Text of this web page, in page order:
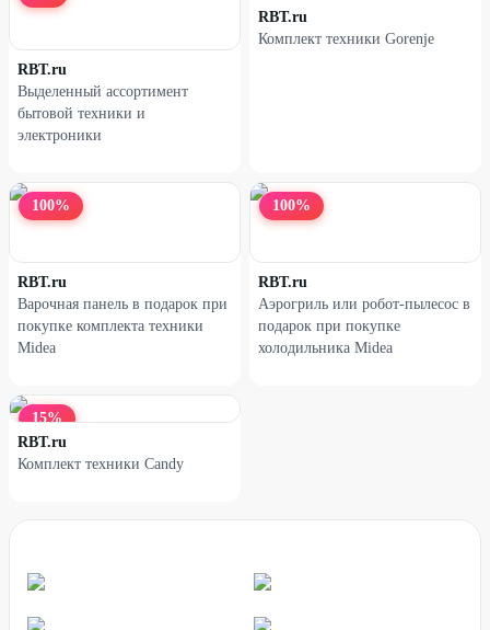
Наушники XIAOMI Redmi
Buds 5 голубые
38% 25%
RBT.ru
Выделенный ассортимент
бытовой техники и
электроники
RBT.ru
Комплект техники Gorenje
100%
RBT.ru
Варочная панель в подарок при
покупке комплекта техники
Midea
100%
RBT.ru
Аэрогриль или робот-пылесос в
подарок при покупке
холодильника Midea
15%
RBT.ru
Комплект техники Candy